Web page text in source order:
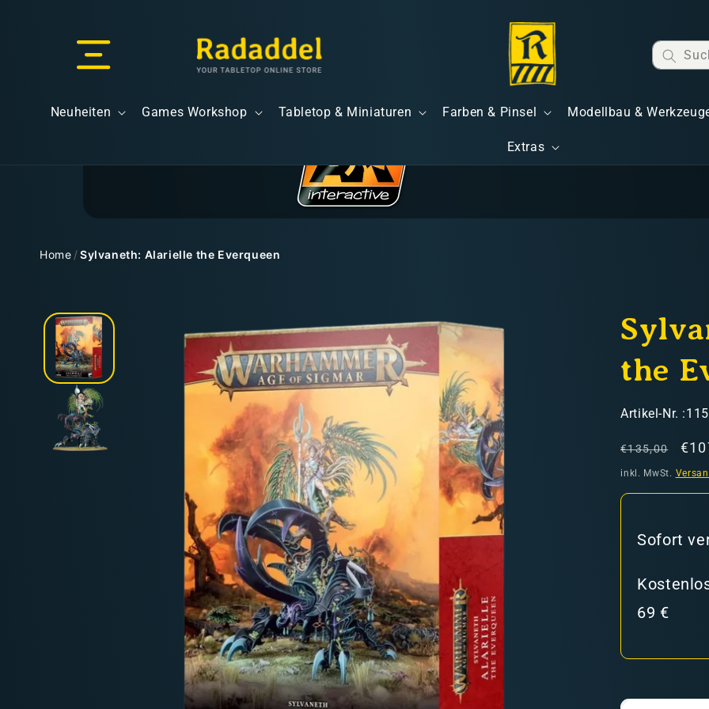
Neuheiten Games Workshop Tabletop & Miniaturen Farben & Pinsel Modellbau &
Extras
Home /Sylvaneth: Alarielle the Everqueen
Zu
Produktinformationen
springen
the
SKU:
Artikel-Nr.
Normaler
Preis
€135,00
inkl. MwSt.
Sofort
69 €
Kostenloser Versand
Deutschland: ab69 €
Österreich & EU: ab200 €
Schweiz: ab
Nicht-EU: kein kostenloser Versand
Lieferungen in Nicht-EU-Länder (z. B. Schweiz)
nicht im Kaufpreis oder in den Versandkosten